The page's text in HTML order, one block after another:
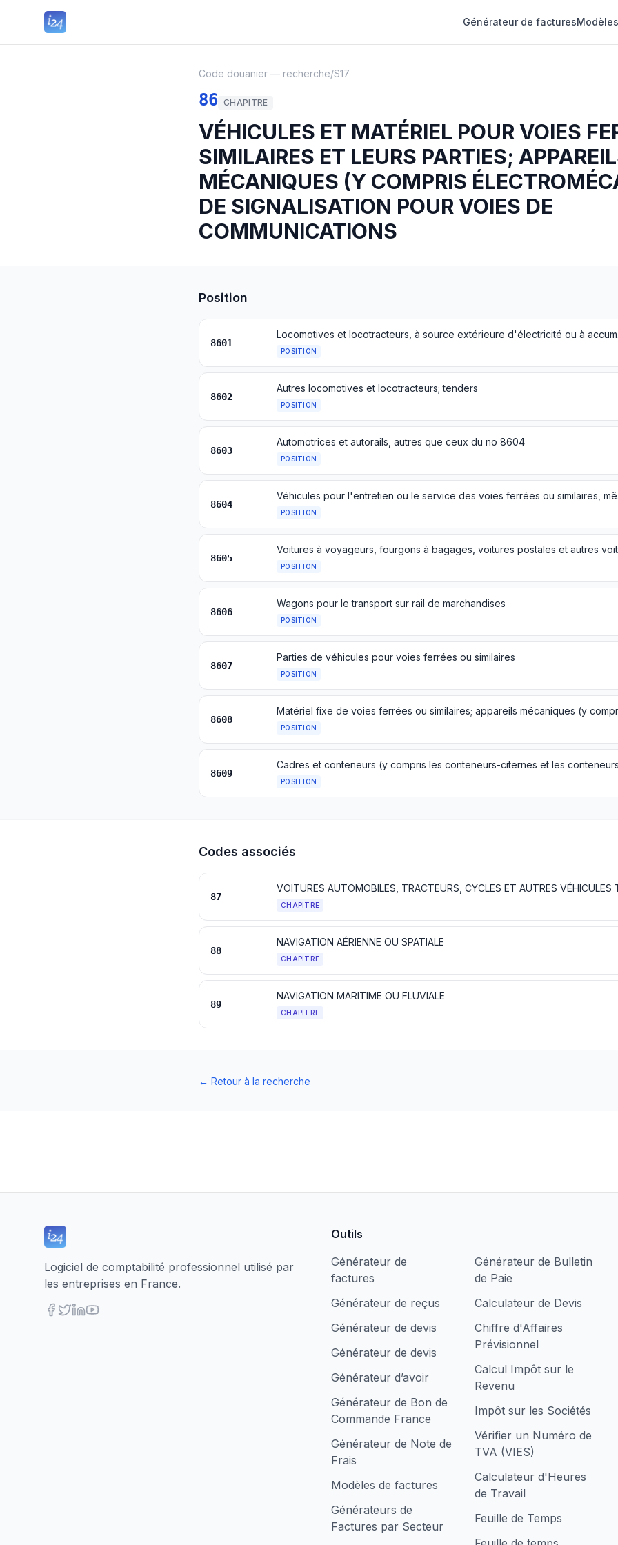
Générateur de factures
Code douanier — recherche/S17
86 CHAPITRE
VÉHICULES ET MATÉRIEL POUR VOIES
SIMILAIRES ET LEURS PARTIES;
MÉCANIQUES (Y COMPRIS
DE SIGNALISATION POUR VOIES DE
COMMUNICATIONS
Position
8601
POSITION
8602
Autres locomotives et locotracteurs; tenders
POSITION
8603
Automotrices et autorails, autres que ceux du no 8604
POSITION
8604
POSITION
8605
POSITION
8606
Wagons pour le transport sur rail de marchandises
POSITION
8607
Parties de véhicules pour voies ferrées ou similaires
POSITION
8608
POSITION
8609
POSITION
Codes associés
87
CHAPITRE
88
NAVIGATION AÉRIENNE OU SPATIALE
CHAPITRE
89
NAVIGATION MARITIME OU FLUVIALE
CHAPITRE
← Retour à la recherche
Logiciel de comptabilité professionnel utilisé par
les entreprises en France.
Outils
Générateur de
factures
Générateur de reçus
Générateur de devis
Générateur de devis
Générateur d’avoir
Générateur de Bon de
Commande France
Générateur de Note de
Frais
Modèles de factures
Générateurs de
Factures par Secteur
Générateur de Bulletin
de Paie
Calculateur de Devis
Chiffre d'Affaires
Prévisionnel
Calcul Impôt sur le
Revenu
Impôt sur les Sociétés
Vérifier un Numéro de
TVA (VIES)
Calculateur d'Heures
de Travail
Feuille de Temps